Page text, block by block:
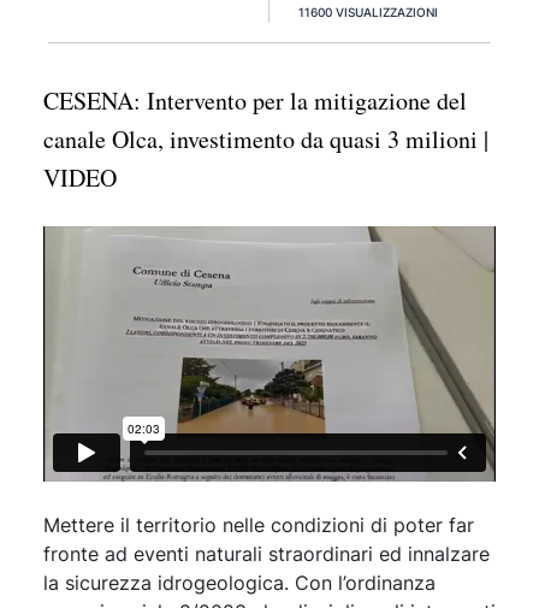
11600 VISUALIZZAZIONI
CESENA: Intervento per la mitigazione del
canale Olca, investimento da quasi 3 milioni |
VIDEO
Mettere il territorio nelle condizioni di poter far
fronte ad eventi naturali straordinari ed innalzare
la sicurezza idrogeologica. Con l’ordinanza